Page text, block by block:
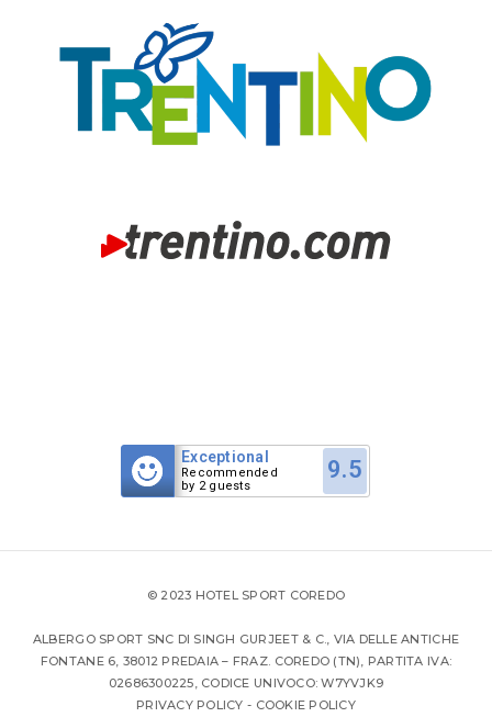
Exceptional
Recommended
by 2 guests
9.5
© 2023 HOTEL SPORT COREDO
ALBERGO SPORT SNC DI SINGH GURJEET & C., VIA DELLE ANTICHE
FONTANE 6, 38012 PREDAIA – FRAZ. COREDO (TN), PARTITA IVA:
02686300225, CODICE UNIVOCO: W7YVJK9
PRIVACY POLICY - COOKIE POLICY